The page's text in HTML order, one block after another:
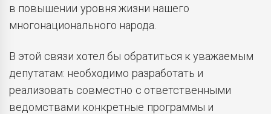
в повышении уровня жизни нашего
многонационального народа.
В этой связи хотел бы обратиться к уважаемым
депутатам: необходимо разработать и
реализовать совместно с ответственными
ведомствами конкретные программы и